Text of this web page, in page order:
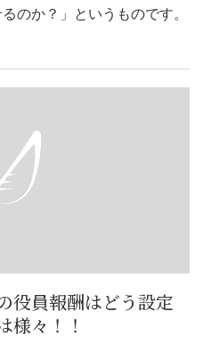
のか？」というものです。
役員報酬はどう設定
様々！！